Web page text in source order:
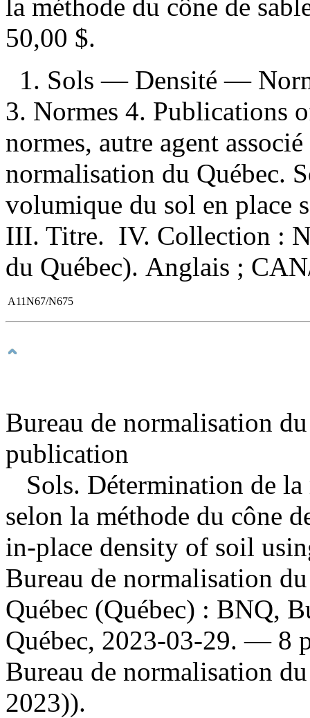
la méthode du cône de
50,00 $.
1. Sols — Densité —
3. Normes 4. Publications
normes, autre agent
normalisation du Québec.
volumique du sol en place
III. Titre. IV. Collection :
du Québec). Anglais ;
A11N67/N675
Bureau de normalisation
publication
Sols. Détermination de
selon la méthode du cône
in-place density of soil
Bureau de normalisation
Québec (Québec) : BNQ,
Québec, 2023-03-29. — 8
Bureau de normalisation
2023)).